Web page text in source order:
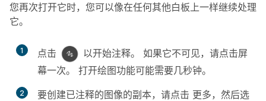
您再次打开它时，您可以像在任何其他白板上一样继续处理
它。
1 点击
以开始注释。 如果它不可见，请点击屏
幕一次。 打开绘图功能可能需要几秒钟。
2 要创建已注释的图像的副本，请点击 更多，然后选